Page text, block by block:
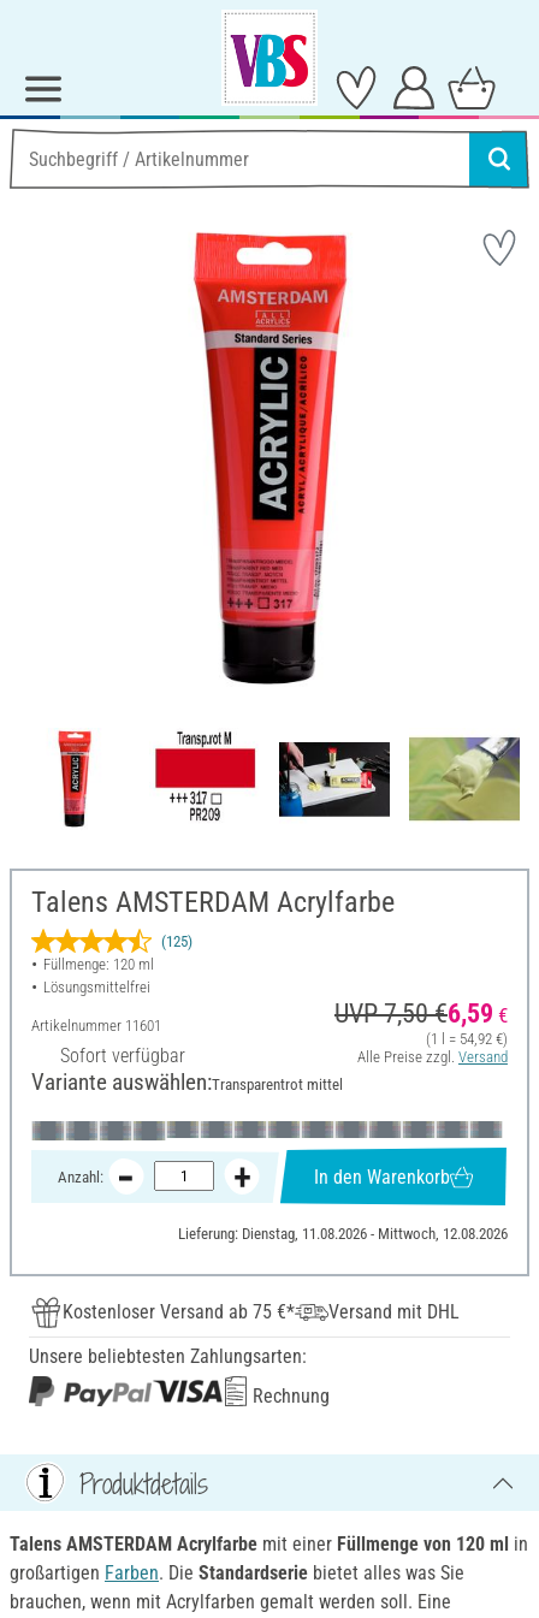
Talens AMSTERDAM Acrylfarbe
(125)
Füllmenge: 120 ml
Lösungsmittelfrei
Artikelnummer 11601
Sofort verfügbar
UVP 7,50 €6,59 €
(1 l = 54,92 €)
Alle Preise zzgl. Versand
Variante auswählen:Transparentrot mittel
Anzahl: In den Warenkorb
Lieferung: Dienstag, 11.08.2026 - Mittwoch, 12.08.2026
Kostenloser Versand ab 75 €*
Versand mit DHL
Unsere beliebtesten Zahlungsarten:
Rechnung
Produktdetails
Talens AMSTERDAM Acrylfarbe mit einer Füllmenge von 120 ml in
großartigen Farben. Die Standardserie bietet alles was Sie
brauchen, wenn mit Acrylfarben gemalt werden soll. Eine